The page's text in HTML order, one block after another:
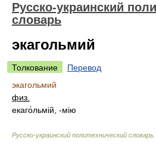
Русско-украинский
словарь
экагольмий
Толкование
Перевод
экагольмий
физ.
екаго́льмій, -мію
Русско-украинский политехнический словарь